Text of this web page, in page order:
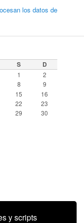
y scripts
los datos de
S D
1 2
8
9
15
16
22
23
29
30